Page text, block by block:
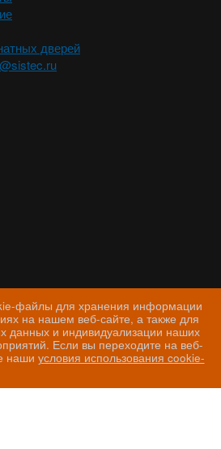
файлы для хранения информации
на нашем веб-сайте, а также для
данных и индивидуализации наших
Если вы переходите на веб-
наши условия использования cookie-
дверей